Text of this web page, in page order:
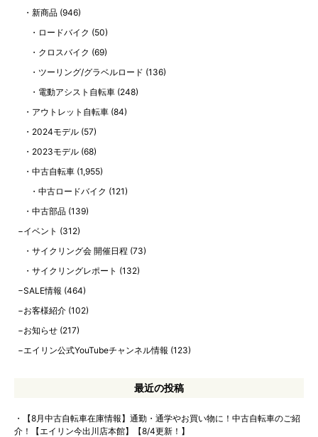
新商品 (946)
ロードバイク (50)
クロスバイク (69)
ツーリング/グラベルロード (136)
電動アシスト自転車(248)
アウトレット自転車 (84)
2024モデル (57)
2023モデル (68)
中古自転車 (1,955)
中古ロードバイク (121)
中古部品 (139)
イベント (312)
サイクリング会 開催日程 (73)
サイクリングレポート (132)
SALE情報 (464)
お客様紹介 (102)
お知らせ (217)
エイリン公式YouTubeチャンネル情報 (123)
最近の投稿
【8月中古自転車在庫情報】通勤・通学やお買い物に！中古自転車のご紹
介！【エイリン今出川店本館】【8/4更新！】